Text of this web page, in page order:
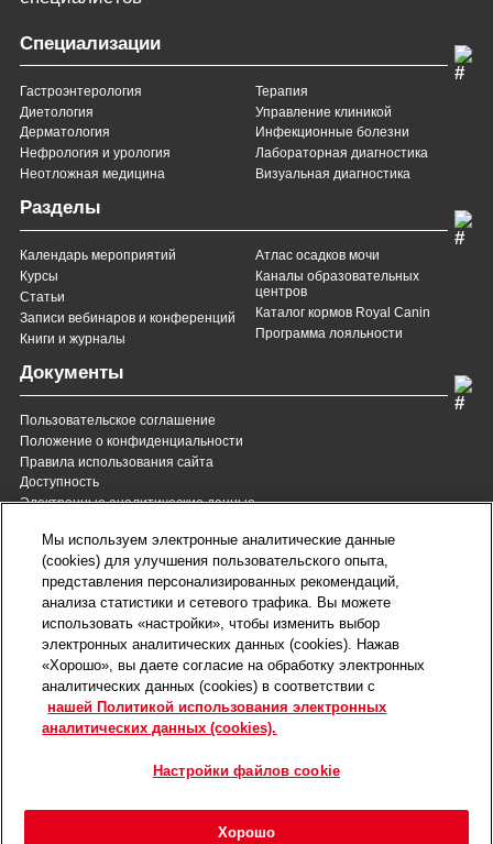
Специализации
Гастроэнтерология
Диетология
Дерматология
Нефрология и урология
Неотложная медицина
Терапия
Управление клиникой
Инфекционные болезни
Лабораторная диагностика
Визуальная диагностика
Разделы
Календарь мероприятий
Курсы
Статьи
Записи вебинаров и конференций
Книги и журналы
Атлас осадков мочи
Каналы образовательных
центров
Каталог кормов Royal Canin
Программа лояльности
Документы
Пользовательское соглашение
Положение о конфиденциальности
Правила использования сайта
Доступность
Электронные аналитические данные
8 (800) 200-37-35
Служба Заботы для России
звонок бесплатный для
всех регионов России
8 (820) 007-137-35
Служба Заботы для
Республики Беларусь
contact@royalcanin.ru
Карта сайта
Настройки файлов cookie
Входит в группу компаний Mars, Incorporated.
Мы используем электронные аналитические данные
(cookies) для улучшения пользовательского опыта,
представления персонализированных рекомендаций,
анализа статистики и сетевого трафика. Вы можете
использовать «настройки», чтобы изменить выбор
электронных аналитических данных (cookies). Нажав
«Хорошо», вы даете согласие на обработку электронных
аналитических данных (cookies) в соответствии с
нашей Политикой использования электронных
аналитических данных (cookies).
Настройки файлов cookie
Хорошо